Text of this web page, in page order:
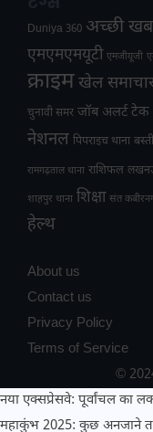
Duniya 360 अच्छी
एमएमएमयूटी एमजीयूजी
क्राइमखेल
चुनावी समर जॉब अलर्ट टेक
नेशनल पिपराइच थाना बस्ती
रामगढ़ताल थाना राशिफल
शाहपुर थाना शिक्षा संत
हेल्थ
About us
Contact us
Privacy Policy
Terms of Service
©
नया एक्सप्रेसवे: पूर्वांचल का
महाकुंभ 2025: कुछ अनजाने